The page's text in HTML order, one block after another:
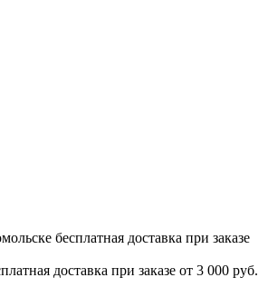
бесплатная доставка при заказе
доставка при заказе от 3 000 руб.